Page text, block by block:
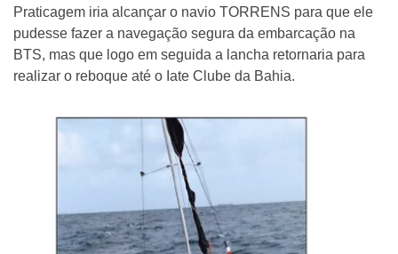
Praticagem iria alcançar o navio TORRENS para que ele
pudesse fazer a navegação segura da embarcação na
BTS, mas que logo em seguida a lancha retornaria para
realizar o reboque até o Iate Clube da Bahia.